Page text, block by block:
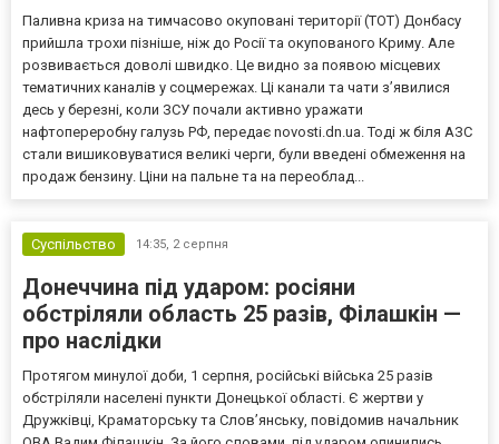
Паливна криза на тимчасово окуповані території (ТОТ) Донбасу
прийшла трохи пізніше, ніж до Росії та окупованого Криму. Але
розвивається доволі швидко. Це видно за появою місцевих
тематичних каналів у соцмережах. Ці канали та чати з’явилися
десь у березні, коли ЗСУ почали активно уражати
нафтопереробну галузь РФ, передає novosti.dn.ua. Тоді ж біля АЗС
стали вишиковуватися великі черги, були введені обмеження на
продаж бензину. Ціни на пальне та на переоблад...
Суспільство 14:35, 2 серпня
Донеччина під ударом: росіяни
обстріляли область 25 разів, Філашкін —
про наслідки
Протягом минулої доби, 1 серпня, російські війська 25 разів
обстріляли населені пункти Донецької області. Є жертви у
Дружківці, Краматорську та Слов’янську, повідомив начальник